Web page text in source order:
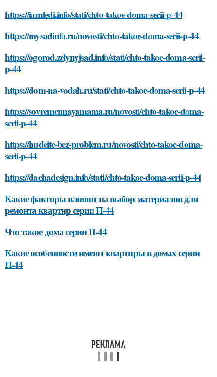
https://iamledi.info/stati/chto-takoe-doma-serii-p-44
https://mysadinfo.ru/novosti/chto-takoe-doma-serii-p-44
https://ogorod.zelynyjsad.info/stati/chto-takoe-doma-serii-
p-44
https://dom-na-vodah.ru/stati/chto-takoe-doma-serii-p-44
https://sovremennayamama.ru/novosti/chto-takoe-doma-
serii-p-44
https://hudeite-bez-problem.ru/novosti/chto-takoe-doma-
serii-p-44
https://dachadesign.info/stati/chto-takoe-doma-serii-p-44
Какие факторы влияют на выбор материалов для
ремонта квартир серии П-44
Что такое дома серии П-44
Какие особенности имеют квартиры в домах серии
П-44